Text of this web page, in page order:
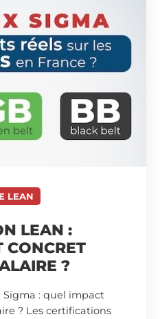
LEAN
LEAN :
CONCRET
?
Sigma : quel impact
? Les certifications